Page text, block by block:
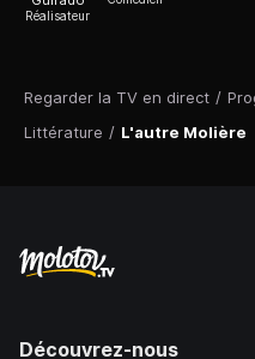
Regarder la TV en direct /
Littérature / L'autre Molière
Réalisateur
Découvrez-nous